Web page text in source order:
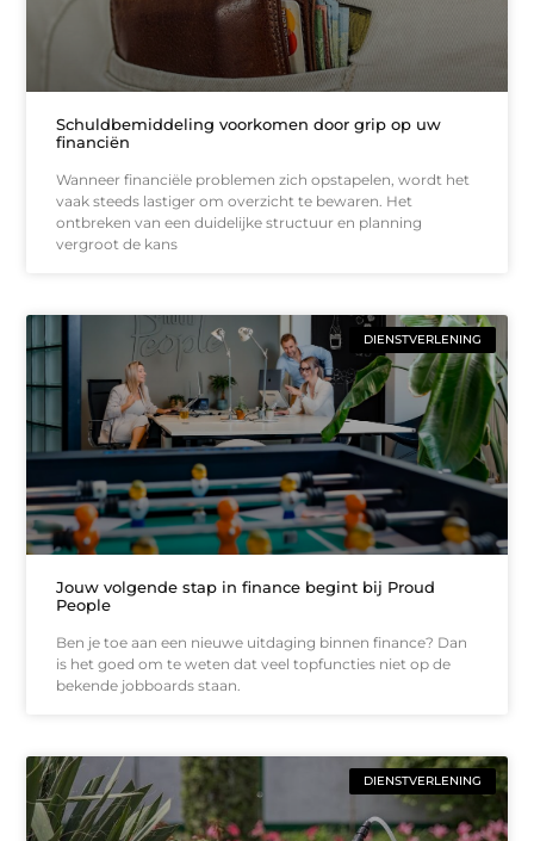
Schuldbemiddeling voorkomen door grip op uw
financiën
Wanneer financiële problemen zich opstapelen, wordt het
vaak steeds lastiger om overzicht te bewaren. Het
ontbreken van een duidelijke structuur en planning
vergroot de kans
DIENSTVERLENING
Jouw volgende stap in finance begint bij Proud
People
Ben je toe aan een nieuwe uitdaging binnen finance? Dan
is het goed om te weten dat veel topfuncties niet op de
bekende jobboards staan.
DIENSTVERLENING